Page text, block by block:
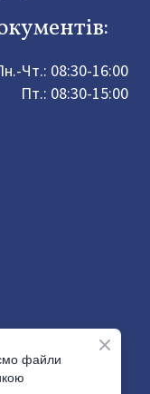
Чт.: 08:30-16:00
Пт.: 08:30-15:00
файли